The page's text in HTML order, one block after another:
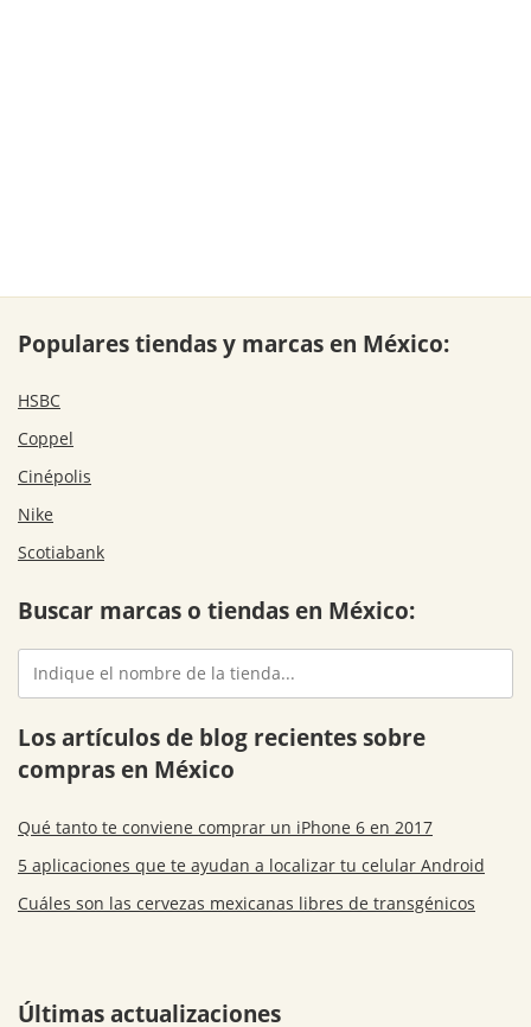
Populares tiendas y marcas en México:
HSBC
Coppel
Cinépolis
Nike
Scotiabank
Buscar marcas o tiendas en México:
Los artículos de blog recientes sobre
compras en México
Qué tanto te conviene comprar un iPhone 6 en 2017
5 aplicaciones que te ayudan a localizar tu celular Android
Cuáles son las cervezas mexicanas libres de transgénicos
Últimas actualizaciones